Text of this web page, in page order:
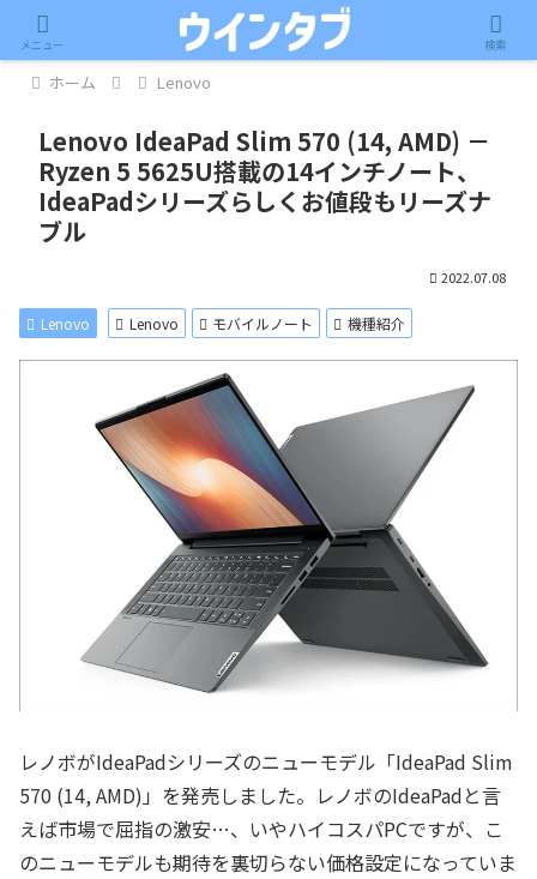
記事内に広告が含まれています。
ホーム Lenovo
Lenovo IdeaPad Slim 570 (14, AMD) －
Ryzen 5 5625U搭載の14インチノート、
IdeaPadシリーズらしくお値段もリーズナ
ブル
2022.07.08
Lenovo Lenovo モバイルノート 機種紹介
レノボがIdeaPadシリーズのニューモデル「IdeaPad Slim
570 (14, AMD)」を発売しました。レノボのIdeaPadと言
えば市場で屈指の激安…、いやハイコスパPCですが、こ
のニューモデルも期待を裏切らない価格設定になっていま
メニュー 検索